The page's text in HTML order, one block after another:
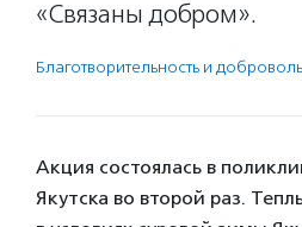
«Связаны добром».
Благотвори­тель­ность и
Акция состоялась в
Якутска во второй раз.